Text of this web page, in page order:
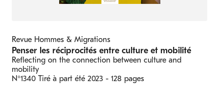
Revue Hommes & Migrations
Penser les réciprocités entre culture et mobilité
Reflecting on the connection between culture and
mobility
N°1340 Tiré à part été 2023 - 128 pages